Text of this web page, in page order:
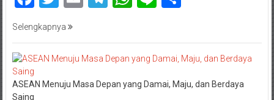
Selengkapnya
ASEAN Menuju Masa Depan yang Damai, Maju, dan Berdaya
Saing